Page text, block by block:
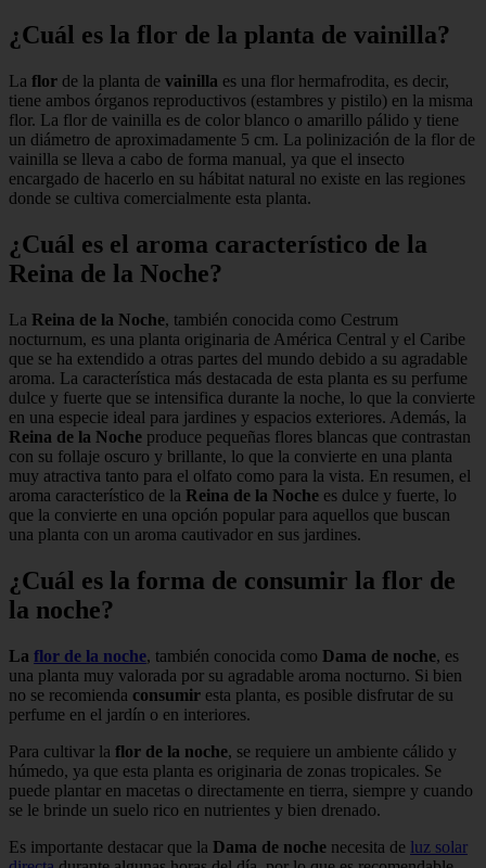
¿Cuál es la flor de la planta de vainilla?
La flor de la planta de vainilla es una flor hermafrodita, es decir,
tiene ambos órganos reproductivos (estambres y pistilo) en la misma
flor. La flor de vainilla es de color blanco o amarillo pálido y tiene
un diámetro de aproximadamente 5 cm. La polinización de la flor de
vainilla se lleva a cabo de forma manual, ya que el insecto
encargado de hacerlo en su hábitat natural no existe en las regiones
donde se cultiva comercialmente esta planta.
¿Cuál es el aroma característico de la
Reina de la Noche?
La Reina de la Noche, también conocida como Cestrum
nocturnum, es una planta originaria de América Central y el Caribe
que se ha extendido a otras partes del mundo debido a su agradable
aroma. La característica más destacada de esta planta es su perfume
dulce y fuerte que se intensifica durante la noche, lo que la convierte
en una especie ideal para jardines y espacios exteriores. Además, la
Reina de la Noche produce pequeñas flores blancas que contrastan
con su follaje oscuro y brillante, lo que la convierte en una planta
muy atractiva tanto para el olfato como para la vista. En resumen, el
aroma característico de la Reina de la Noche es dulce y fuerte, lo
que la convierte en una opción popular para aquellos que buscan
una planta con un aroma cautivador en sus jardines.
¿Cuál es la forma de consumir la flor de
la noche?
La flor de la noche, también conocida como Dama de noche, es
una planta muy valorada por su agradable aroma nocturno. Si bien
no se recomienda consumir esta planta, es posible disfrutar de su
perfume en el jardín o en interiores.
Para cultivar la flor de la noche, se requiere un ambiente cálido y
húmedo, ya que esta planta es originaria de zonas tropicales. Se
puede plantar en macetas o directamente en tierra, siempre y cuando
se le brinde un suelo rico en nutrientes y bien drenado.
Es importante destacar que la Dama de noche necesita de luz solar